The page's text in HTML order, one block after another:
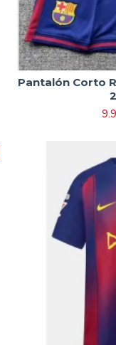
Pantalón Corto